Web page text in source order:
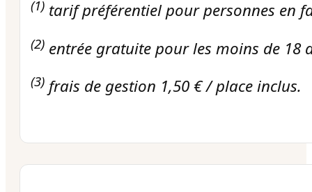
(1) tarif préférentiel pour personnes en
(2) entrée gratuite pour les moins de 18
(3) frais de gestion 1,50 € / place inclus.